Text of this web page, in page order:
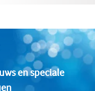
en speciale